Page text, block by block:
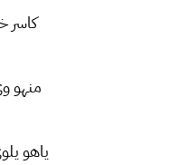
كاسر
منهو
ياهو